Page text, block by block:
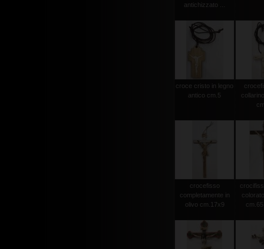
antichizzato ...
croce cristo in legno
antico cm.5
crocefisso
completamente in
olivo cm.17x9